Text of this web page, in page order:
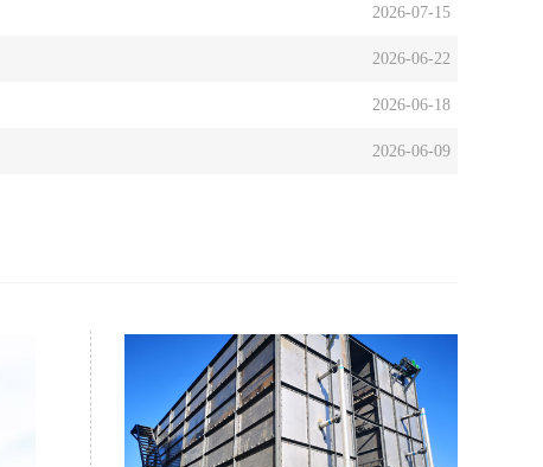
2026-07-15
2026-06-22
2026-06-18
2026-06-09